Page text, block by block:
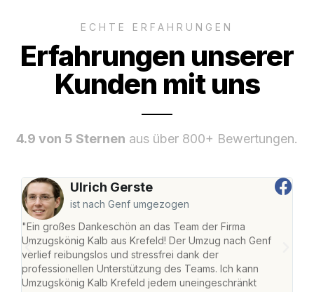
ECHTE ERFAHRUNGEN
Erfahrungen unserer
Kunden mit uns
4.9 von 5 Sternen aus über 800+ Bewertungen.
Ulrich Gerste
ist nach Genf umgezogen
"Ein großes Dankeschön an das Team der Firma
Umzugskönig Kalb aus Krefeld! Der Umzug nach Genf
verlief reibungslos und stressfrei dank der
professionellen Unterstützung des Teams. Ich kann
Umzugskönig Kalb Krefeld jedem uneingeschränkt